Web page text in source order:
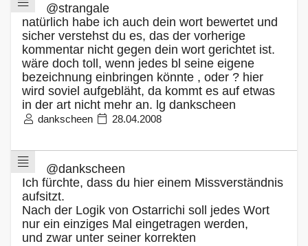
@strangale
natürlich habe ich auch dein wort bewertet und
sicher verstehst du es, das der vorherige
kommentar nicht gegen dein wort gerichtet ist.
wäre doch toll, wenn jedes bl seine eigene
bezeichnung einbringen könnte , oder ? hier
wird soviel aufgebläht, da kommt es auf etwas
in der art nicht mehr an. lg dankscheen
dankscheen 28.04.2008
@dankscheen
Ich fürchte, dass du hier einem Missverständnis
aufsitzt.
Nach der Logik von Ostarrichi soll jedes Wort
nur ein einziges Mal eingetragen werden,
und zwar unter seiner korrekten